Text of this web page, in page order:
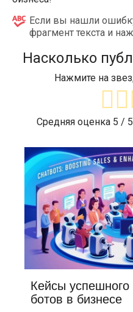
Если вы нашли
фрагмент текста и
Насколько
Нажмите на
Средняя оценка 5 /
Кейсы
ботов в бизнесе